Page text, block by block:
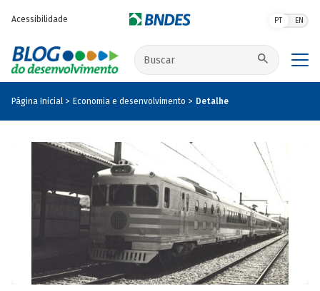
Acessibilidade PT EN
Buscar no site
Página Inicial Economia e desenvolvimento Detalhe